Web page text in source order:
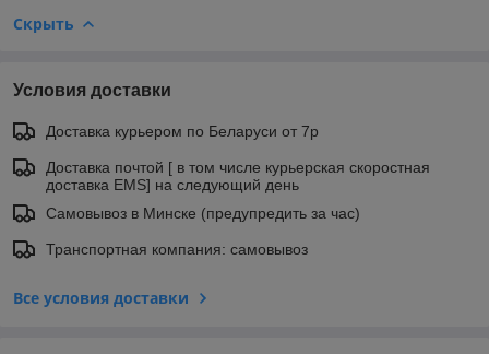
Скрыть
Условия доставки
Доставка курьером по Беларуси от 7р
Доставка почтой [ в том числе курьерская скоростная
доставка EMS] на следующий день
Самовывоз в Минске (предупредить за час)
Транспортная компания: самовывоз
Все условия доставки